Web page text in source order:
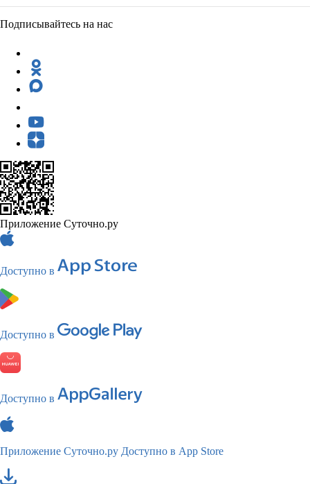
Подписывайтесь на нас
Приложение Суточно.ру
Доступно в
Доступно в
Доступно в
Приложение Суточно.ру Доступно в App Store